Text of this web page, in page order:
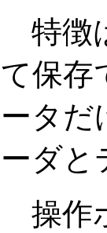
特徴
て保存
ータだ
ーダと
操作